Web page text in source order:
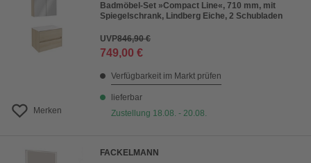
Merken
Badmöbel-Set »Compact Line«, 710 mm, mit
Spiegelschrank, Lindberg Eiche, 2 Schubladen
UVP846,90 €
749,00 €
Verfügbarkeit im Markt prüfen
lieferbar
Zustellung 18.08. - 20.08.
FACKELMANN